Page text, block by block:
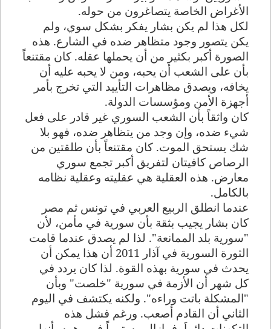
الأغراض الخاصة يتصاغرون من حوله.
لكل هذا لم يكن بشار يفكر بشكل سوي، ولم
يكن يتصور وجود متظاهر ضده في الشارع. هذه
الصورة أكبر بكثير من أن يحملها عقله. كان مقتنعاً
بأن على الشعب أن يحبه، ومن لا يحبه عليه أن
يخافه، ويصدق مظاهرات التأييد التي تخرج بأمر
أجهزة الأمن ومؤسسات الدولة.
كان واثقاً بأن الشعب السوري غير قادر على فعل
شيء ضده، وإن وجد من يتظاهر ضده، فهو بلا
شك يستحق الموت. كان مقتنعاً بأن طلقتين من
الرصاص كافيتان لتفريق أكبر تجمع سوري
معارض. هذه العقلية هي عقليته وعقلية نظامه
بالكامل.
عندما انطلق الربيع العربي في تونس ثم مصر
كان بشار يجيب بثقة بأن سورية في مأمن، لأن
"سورية بلد الممانعة". لذا لم يصدق عندما قامت
الثورة السورية في آذار 2011 أن هذا يمكن أن
يحدث في سورية بهذه القوة. لذا كان يردد في
كل شهر أن الأزمة في سورية "خلصت" وبأن
"المشكلة باتت وراءه". ولكنه يكتشف في اليوم
الثاني أن القادم أصعب. ورغم فشل هذه